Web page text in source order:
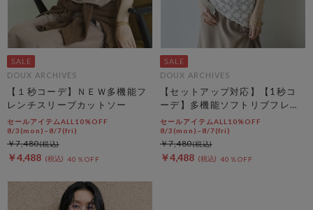
DOUX ARCHIVES
【１秒コーデ】ＮＥＷ多機能フ
レンチスリーブカットソー
セールアイテムALL10%OFF
8/3(mon)~8/7(fri)
￥4,488 40％OFF
￥7,480
DOUX ARCHIVES
【セットアップ対応】【1秒コ
ーデ】多機能ソフトリブフレン
チスリーブトップス
セールアイテムALL10%OFF
8/3(mon)~8/7(fri)
￥4,488 40％OFF
￥7,480